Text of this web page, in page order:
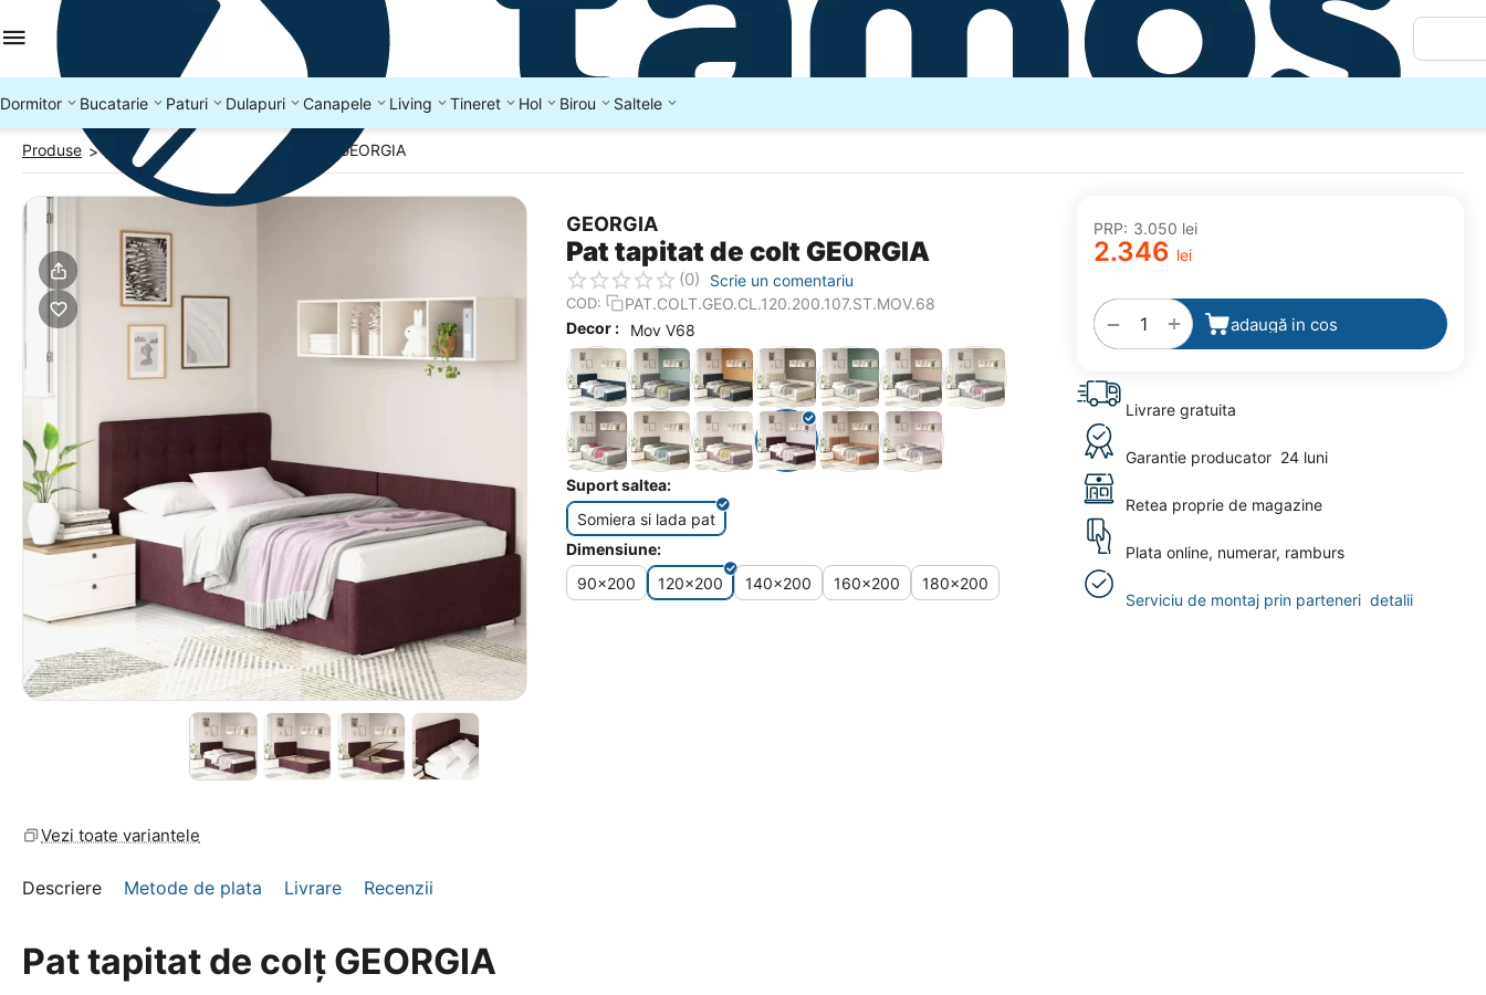
Dormitor Bucatarie Paturi Dulapuri Canapele Living Tineret Hol Birou Saltele
Produse > Paturi colt Pat tapitat de colt GEORGIA
GEORGIA
Pat tapitat de colt GEORGIA
(0) Scrie un comentariu
COD:
PAT.COLT.GEO.CL.120.200.107.ST.MOV.68
Decor :
Mov V68
Suport saltea:
Somiera si lada pat
Dimensiune:
90x200
120x200 140x200 160x200 180x200
PRP: 3.050 lei
2.346 lei
+
− adaugă in cos
la
favorite
Livrare gratuita
Garantie producator 24 luni
Retea proprie de magazine
Plata online, numerar, ramburs
Serviciu de montaj prin parteneri detalii
Vezi toate variantele
Descriere Metode de plata Livrare Recenzii
Pat tapitat de colț GEORGIA